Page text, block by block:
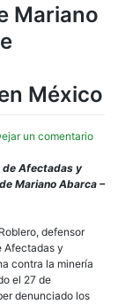
Mariano
México
un comentarioen
años
de Afectadas y
Mariano Abarca –
defensor
Afectadas y
contra la minería
el 27 de
denunciado los